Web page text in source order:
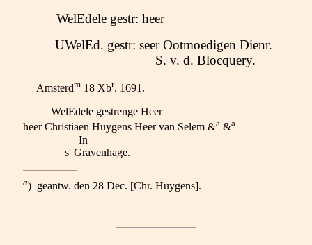
WelEdele gestr: heer
UWelEd. gestr: seer Ootmoedigen Dienr.
S. v. d. Blocquery.
Amsterdm 18 Xbr. 1691.
WelEdele gestrenge Heer
heer Christiaen Huygens Heer van Selem &a &a
In
s' Gravenhage.
a) geantw. den 28 Dec. [Chr. Huygens].